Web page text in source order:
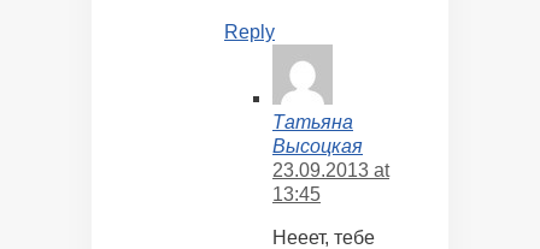
Reply
Татьяна
Высоцкая
23.09.2013 at
13:45
Нееет, тебе